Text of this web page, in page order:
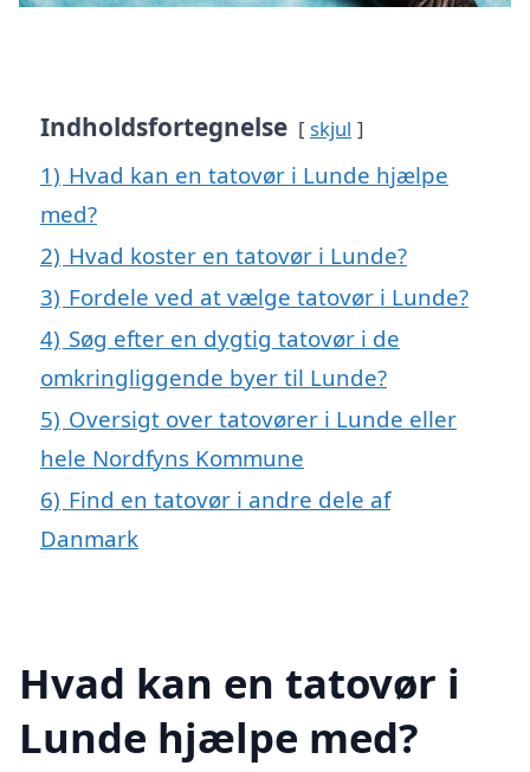
Indholdsfortegnelse skjul
1) Hvad kan en tatovør i Lunde hjælpe
med?
2) Hvad koster en tatovør i Lunde?
3) Fordele ved at vælge tatovør i Lunde?
4) Søg efter en dygtig tatovør i de
omkringliggende byer til Lunde?
5) Oversigt over tatovører i Lunde eller
hele Nordfyns Kommune
6) Find en tatovør i andre dele af
Danmark
Hvad kan en tatovør i
Lunde hjælpe med?